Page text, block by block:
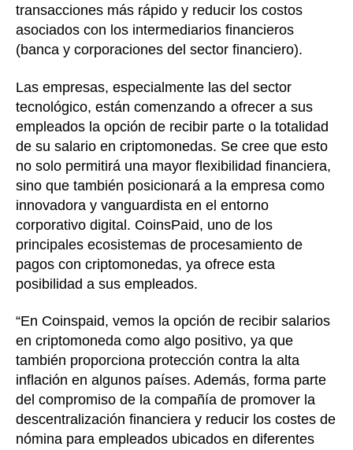
transacciones más rápido y reducir los costos
asociados con los intermediarios financieros
(banca y corporaciones del sector financiero).
Las empresas, especialmente las del sector
tecnológico, están comenzando a ofrecer a sus
empleados la opción de recibir parte o la totalidad
de su salario en criptomonedas. Se cree que esto
no solo permitirá una mayor flexibilidad financiera,
sino que también posicionará a la empresa como
innovadora y vanguardista en el entorno
corporativo digital. CoinsPaid, uno de los
principales ecosistemas de procesamiento de
pagos con criptomonedas, ya ofrece esta
posibilidad a sus empleados.
“En Coinspaid, vemos la opción de recibir salarios
en criptomoneda como algo positivo, ya que
también proporciona protección contra la alta
inflación en algunos países. Además, forma parte
del compromiso de la compañía de promover la
descentralización financiera y reducir los costes de
nómina para empleados ubicados en diferentes